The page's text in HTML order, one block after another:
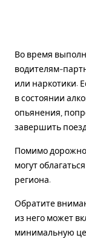
Во время
водителям-
или наркотики.
в состоянии
опьянения,
завершить
Помимо
могут
региона.
Обратите
из него может
минимальную